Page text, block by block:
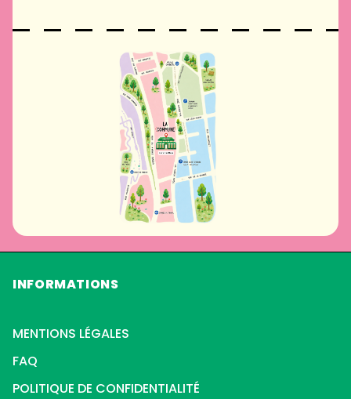
INFORMATIONS
MENTIONS LÉGALES
FAQ
POLITIQUE DE CONFIDENTIALITÉ